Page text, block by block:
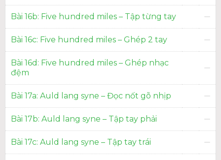
Bài 16b: Five hundred miles – Tập từng tay
Bài 16c: Five hundred miles – Ghép 2 tay
Bài 16d: Five hundred miles – Ghép nhạc
đệm
Bài 17a: Auld lang syne – Đọc nốt gõ nhịp
Bài 17b: Auld lang syne – Tập tay phải
Bài 17c: Auld lang syne – Tập tay trái